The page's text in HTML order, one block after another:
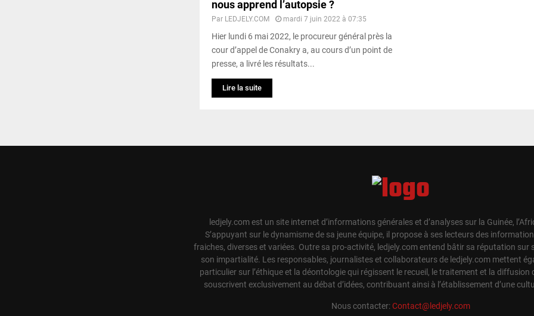
nous apprend l’autopsie ?
Par LEDJELY.COM mardi 7 juin 2022 à 07:35
Hier lundi 6 mai 2022, le procureur général près la
cour d’appel de Conakry a, au cours d’un point de
presse, a livré les résultats...
Lire la suite
ledjely.com est un site internet d’informations générales et d’analyses sur la Guinée,
S’appuyant sur le dynamisme de sa jeune équipe, il propose à ses lecteurs des
fraiches, diverses et variées. Outre sa pro-activité, ledjely.com entend bâtir sa réputation sur
son impartialité. Les responsables, journalistes et collaborateurs de ledjely.com mettent
particulier sur l’éthique et la déontologie qui régissent le recueil, le traitement et la diffusion
souscrivent exclusivement au débat d’idées, contribuant ainsi à l’établissement d’une
Nous contacter:Contact@ledjely.com